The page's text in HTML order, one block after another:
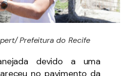
Prefeitura do Recife
devido a uma
no pavimento da